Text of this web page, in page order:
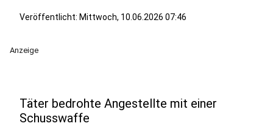
Veröffentlicht: Mittwoch, 10.06.2026 07:46
Anzeige
Täter bedrohte Angestellte mit einer
Schusswaffe